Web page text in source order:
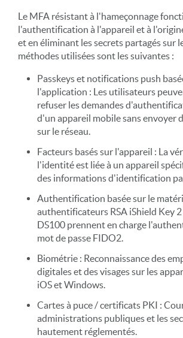
Le MFA résistant à l'hameçonnage
l'authentification à l'appareil et à
et en éliminant les secrets partagés sur
méthodes utilisées sont les suivantes :
Passkeys et notifications push
l'application : Les utilisateurs
refuser les demandes
d'un appareil mobile sans envoyer
sur le réseau.
Facteurs basés sur l'appareil : La
l'identité est liée à un appareil
des informations d'identification
Authentification basée sur le
authentificateurs RSA iShield Key 2
DS100 prennent en charge
mot de passe FIDO2.
Biométrie : Reconnaissance des
digitales et des visages sur les
iOS et Windows.
Cartes à puce / certificats PKI :
administrations publiques et les
hautement réglementés.